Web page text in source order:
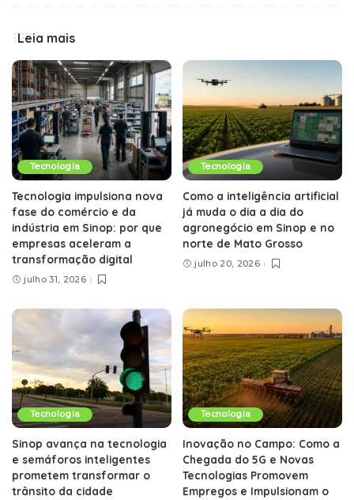
Leia mais
Tecnologia
Tecnologia impulsiona nova
fase do comércio e da
indústria em Sinop: por que
empresas aceleram a
transformação digital
julho 31, 2026
Tecnologia
Como a inteligência artificial
já muda o dia a dia do
agronegócio em Sinop e no
norte de Mato Grosso
julho 20, 2026
Tecnologia
Sinop avança na tecnologia
e semáforos inteligentes
prometem transformar o
trânsito da cidade
Tecnologia
Inovação no Campo: Como a
Chegada do 5G e Novas
Tecnologias Promovem
Empregos e Impulsionam o